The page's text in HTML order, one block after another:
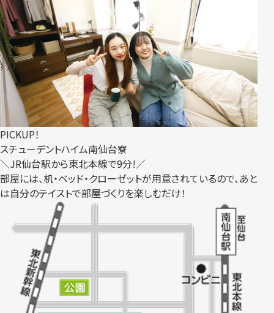
PICKUP！
スチューデントハイム南仙台寮
＼JR仙台駅から東北本線で9分!／
部屋には、机・ベッド・クローゼットが用意されているので、あと
は自分のテイストで部屋づくりを楽しむだけ！